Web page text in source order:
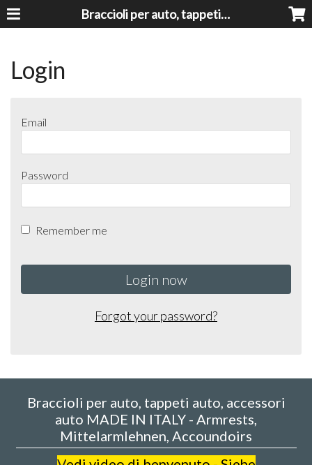
Braccioli per auto, tappeti auto, accessori auto MADE IN ITALY - Armrests, Mittelarmlehnen, Accoundoirs
Login
Email
Password
Remember me
Login now
Forgot your password?
Braccioli per auto, tappeti auto, accessori
auto MADE IN ITALY - Armrests,
Mittelarmlehnen, Accoundoirs